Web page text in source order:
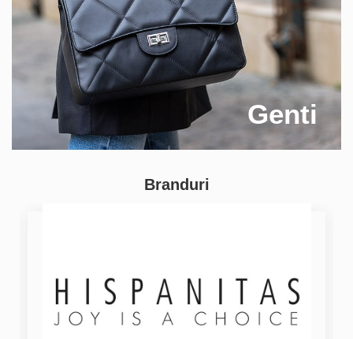
Genti
Branduri